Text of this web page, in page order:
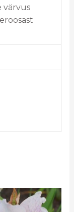
värvus